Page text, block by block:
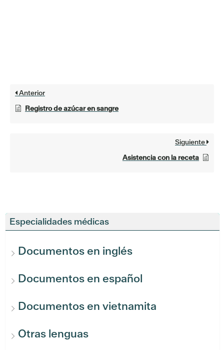
Especialidades médicas
Documentos en inglés
Documentos en español
Documentos en vietnamita
Otras lenguas
Anterior
Registro de azúcar en sangre
Siguiente
Asistencia con la receta